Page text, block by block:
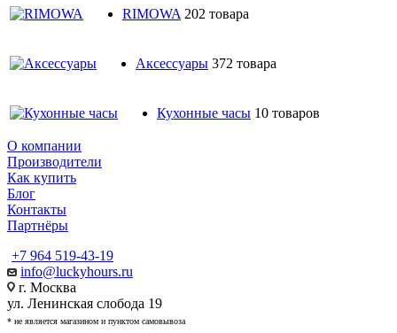
RIMOWA 202 товара
Аксессуары 372 товара
Кухонные часы 10 товаров
О компании
Производители
Как купить
Блог
Контакты
Партнёры
+7 964 519-43-19
info@luckyhours.ru
г. Москва
ул. Ленинская слобода 19
* не является магазином и пунктом самовывоза